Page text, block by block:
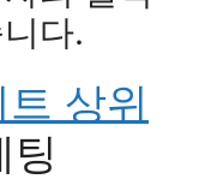
다.
상위
팅